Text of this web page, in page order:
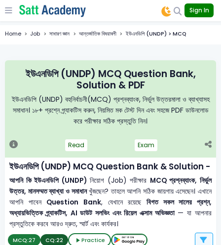
Sign In
Home Job সাধারণ জ্ঞান আন্তর্জাতিক বিষয়াবলী ইউএনডিপি (UNDP) > MCQ
ইউএনডিপি (UNDP) MCQ Question Bank,
Solution & PDF
ইউএনডিপি (UNDP) বহুনির্বাচনী(MCQ) প্রশ্নব্যাংক, নির্ভুল উত্তরমালা ও ব্যাখ্যাসহ
সমাধান। ১৮+ প্রশ্নে প্র্যাকটিস করুন, নিয়মিত মক টেস্ট দিন এবং সহজে PDF ডাউনলোড
করে পরীক্ষার সঠিক প্রস্তুতি নিন।
Read Exam
ইউএনডিপি (UNDP) MCQ Question Bank & Solution -
আপনি কি ইউএনডিপি (UNDP) নিয়োগ (Job) পরীক্ষার MCQ প্রশ্নব্যাংক, নির্ভুল
উত্তর, মানসম্মত ব্যাখ্যা ও সমাধানখুঁজছেন? তাহলে আপনি সঠিক জায়গায় এসেছেন। এখানে
আপনি পাবেন Question Bank, যেখানে রয়েছে বিগত সকল সালের প্রশ্ন,
অধ্যায়ভিত্তিক প্র্যাকটিস, AI ডাউট সলভিং এবং রিয়েল এক্সাম অভিজ্ঞতা— যা আপনার
প্রস্তুতিকে করবে আরও দ্রুত, স্মার্ট এবং কার্যকর।
MCQ:27 CQ:22 Practice